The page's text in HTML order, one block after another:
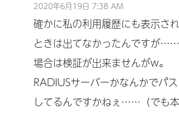
2020年6月19日 7:38 AM
確かに私の利用履歴にも表示さ
ときは出てなかったんですが
場合は検証が出来ませんがw。
RADIUSサーバーかなんかでパ
してるんですかねぇ……（でも